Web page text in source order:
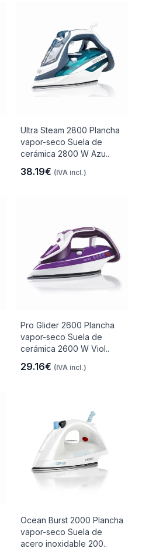
Ultra Steam 2800 Plancha
vapor-seco Suela de
cerámica 2800 W Azu..
38.19€ (IVA incl.)
Pro Glider 2600 Plancha
vapor-seco Suela de
cerámica 2600 W Viol..
29.16€ (IVA incl.)
Ocean Burst 2000 Plancha
vapor-seco Suela de
acero inoxidable 200..